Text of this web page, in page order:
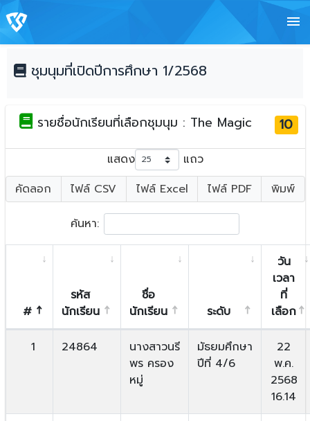
menu
ชุมนุมที่เปิดปีการศึกษา 1/2568
รายชื่อนักเรียนที่เลือกชุมนุม : The Magic 10
แสดง
แถว
คัดลอก
ไฟล์ CSV ไฟล์ Excel ไฟล์ PDF พิมพ์
ค้นหา:
#
รหัส
นักเรียน
ชื่อ
นักเรียน
ระดับ
วัน
เวลา
ที่
เลือก
1 24864
นางสาวนรี
พร ครอง
หมู่
มัธยมศึกษา
ปีที่ 4/6
22
พ.ค.
2568
16.14